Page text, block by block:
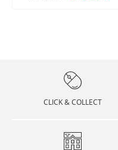
CLICK & COLLECT